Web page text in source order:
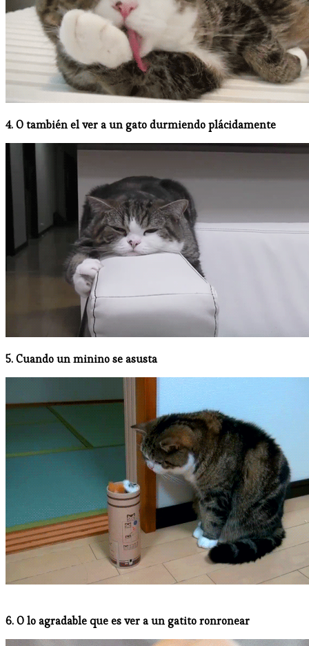
4. O también el ver a un gato durmiendo plácidamente
5. Cuando un minino se asusta
6. O lo agradable que es ver a un gatito ronronear